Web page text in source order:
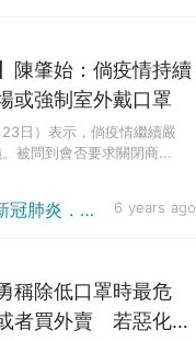
健康資訊．醫療新聞．新冠肺炎．疫情消息 6 years ago
陳肇始：倘疫情持續
或強制室外戴口罩
日）表示，倘疫情繼續嚴
被問到會否要求關閉商...
稱除低口罩時最危
者買外賣 若惡化需